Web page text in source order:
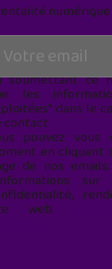
soumettant ce
les
dans le
contact.
pouvez
en cliquant
de nos
web